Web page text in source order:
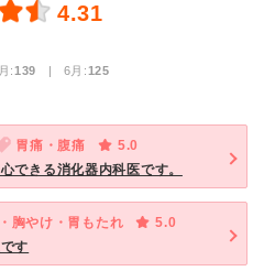
4.31
:139 | 6月:125
胃痛・腹痛
5.0
できる消化器内科医です。
胸やけ・胃もたれ
5.0
す